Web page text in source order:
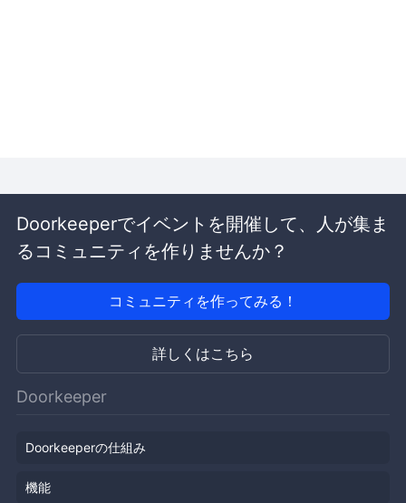
Doorkeeperでイベントを開催して、人が集ま
るコミュニティを作りませんか？
コミュニティを作ってみる！
詳しくはこちら
Doorkeeper
Doorkeeperの仕組み
機能